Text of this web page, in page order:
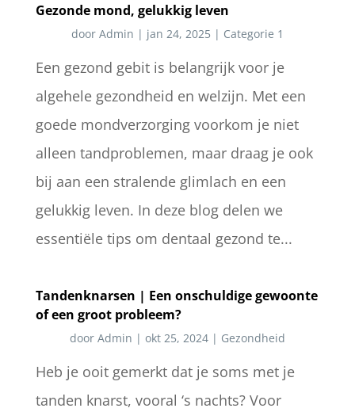
Gezonde mond, gelukkig leven
door Admin | jan 24, 2025 | Categorie 1
Een gezond gebit is belangrijk voor je
algehele gezondheid en welzijn. Met een
goede mondverzorging voorkom je niet
alleen tandproblemen, maar draag je ook
bij aan een stralende glimlach en een
gelukkig leven. In deze blog delen we
essentiële tips om dentaal gezond te...
Tandenknarsen | Een onschuldige gewoonte
of een groot probleem?
door Admin | okt 25, 2024| Gezondheid
Heb je ooit gemerkt dat je soms met je
tanden knarst, vooral ‘s nachts? Voor